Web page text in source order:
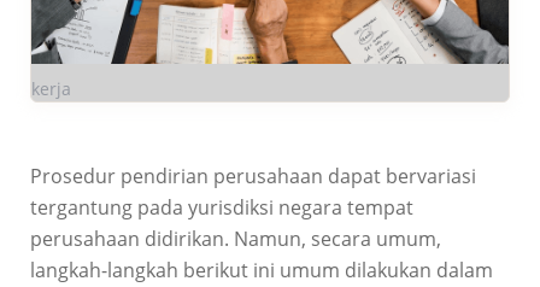
kerja
Prosedur pendirian perusahaan dapat bervariasi
tergantung pada yurisdiksi negara tempat
perusahaan didirikan. Namun, secara umum,
langkah-langkah berikut ini umum dilakukan dalam